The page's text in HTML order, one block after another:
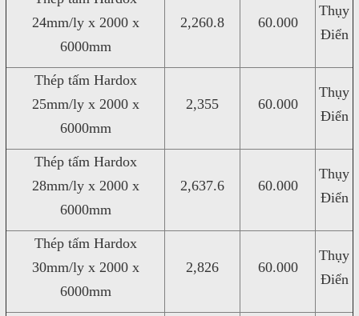
24mm/ly x 2000 x
6000mm
2,260.8 60.000
Thụy
Điển
Thép tấm Hardox
25mm/ly x 2000 x
6000mm
2,355 60.000
Thụy
Điển
Thép tấm Hardox
28mm/ly x 2000 x
6000mm
2,637.6 60.000
Thụy
Điển
Thép tấm Hardox
30mm/ly x 2000 x
6000mm
2,826 60.000
Thụy
Điển